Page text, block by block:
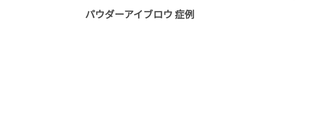
パウダーアイブロウ 症例